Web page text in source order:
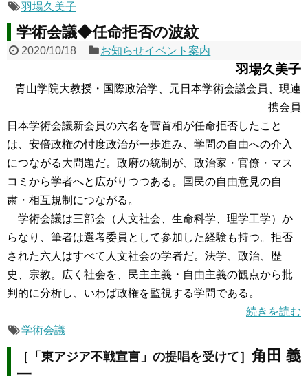
羽場久美子
学術会議◆任命拒否の波紋
2020/10/18 お知らせイベント案内
羽場久美子
青山学院大教授・国際政治学、元日本学術会議会員、現連
携会員
日本学術会議新会員の六名を菅首相が任命拒否したこと
は、安倍政権の忖度政治が一歩進み、学問の自由への介入
につながる大問題だ。政府の統制が、政治家・官僚・マス
コミから学者へと広がりつつある。国民の自由意見の自
粛・相互規制につながる。
学術会議は三部会（人文社会、生命科学、理学工学）か
らなり、筆者は選考委員として参加した経験も持つ。拒否
された六人はすべて人文社会の学者だ。法学、政治、歴
史、宗教。広く社会を、民主主義・自由主義の観点から批
判的に分析し、いわば政権を監視する学問である。
続きを読む
学術会議
［「東アジア不戦宣言」の提唱を受けて］ 角田 義